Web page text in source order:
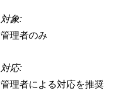
対象:
管理者のみ
対応:
管理者による対応を推奨